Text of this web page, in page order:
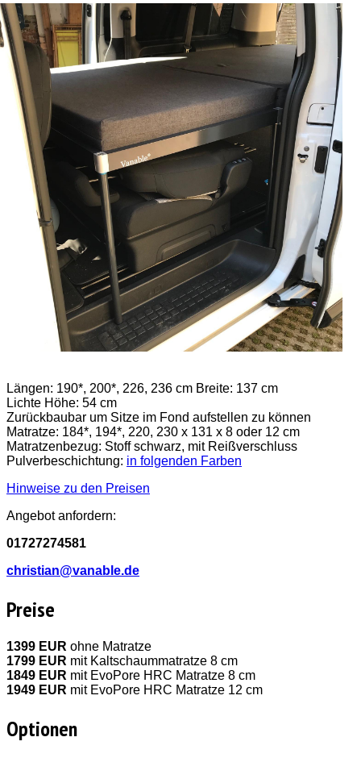
Längen: 190*, 200*, 226, 236 cm Breite: 137 cm
Lichte Höhe: 54 cm
Zurückbaubar um Sitze im Fond aufstellen zu können
Matratze: 184*, 194*, 220, 230 x 131 x 8 oder 12 cm
Matratzenbezug: Stoff schwarz, mit Reißverschluss
Pulverbeschichtung: in folgenden Farben
Hinweise zu den Preisen
Angebot anfordern:
01727274581
christian@vanable.de
Preise
1399 EUR ohne Matratze
1799 EUR mit Kaltschaummatratze 8 cm
1849 EUR mit EvoPore HRC Matratze 8 cm
1949 EUR mit EvoPore HRC Matratze 12 cm
Optionen